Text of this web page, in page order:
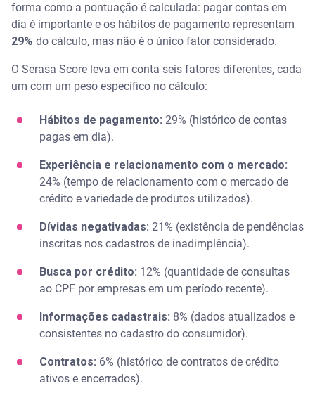
Meu score caiu 200 pontos de uma vez. O que pode
ter acontecido?
forma como a pontuação é calculada: pagar contas em
dia é importante e os hábitos de pagamento representam
29% do cálculo, mas não é o único fator considerado.
O Serasa Score leva em conta seis fatores diferentes, cada
um com um peso específico no cálculo:
Hábitos de pagamento: 29% (histórico de contas
pagas em dia).
Experiência e relacionamento com o mercado:
24% (tempo de relacionamento com o mercado de
crédito e variedade de produtos utilizados).
Dívidas negativadas: 21% (existência de pendências
inscritas nos cadastros de inadimplência).
Busca por crédito: 12% (quantidade de consultas
ao CPF por empresas em um período recente).
Informações cadastrais: 8% (dados atualizados e
consistentes no cadastro do consumidor).
Contratos: 6% (histórico de contratos de crédito
ativos e encerrados).